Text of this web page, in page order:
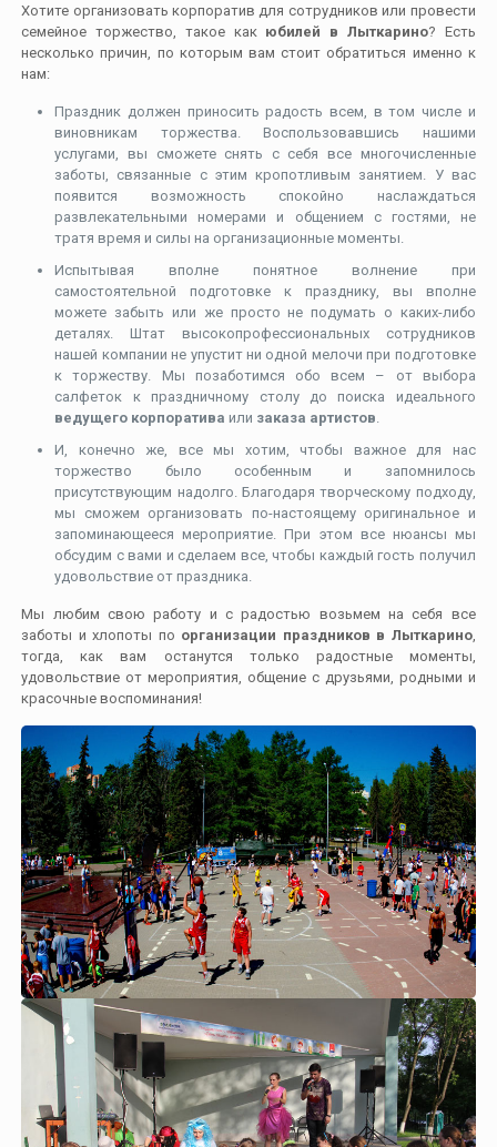
Хотите организовать корпоратив для сотрудников или провести
семейное торжество, такое как юбилей в Лыткарино? Есть
несколько причин, по которым вам стоит обратиться именно к
нам:
Праздник должен приносить радость всем, в том числе и
виновникам торжества. Воспользовавшись нашими
услугами, вы сможете снять с себя все многочисленные
заботы, связанные с этим кропотливым занятием. У вас
появится возможность спокойно наслаждаться
развлекательными номерами и общением с гостями, не
тратя время и силы на организационные моменты.
Испытывая вполне понятное волнение при
самостоятельной подготовке к празднику, вы вполне
можете забыть или же просто не подумать о каких-либо
деталях. Штат высокопрофессиональных сотрудников
нашей компании не упустит ни одной мелочи при подготовке
к торжеству. Мы позаботимся обо всем – от выбора
салфеток к праздничному столу до поиска идеального
ведущего корпоратива или заказа артистов
И, конечно же, все мы хотим, чтобы важное для нас
торжество было особенным и запомнилось
присутствующим надолго. Благодаря творческому подходу,
мы сможем организовать по-настоящему оригинальное и
запоминающееся мероприятие. При этом все нюансы мы
обсудим с вами и сделаем все, чтобы каждый гость получил
удовольствие от праздника.
Мы любим свою работу и с радостью возьмем на себя все
заботы и хлопоты по организации праздников в Лыткарино,
тогда, как вам останутся только радостные моменты,
удовольствие от мероприятия, общение с друзьями, родными и
красочные воспоминания!